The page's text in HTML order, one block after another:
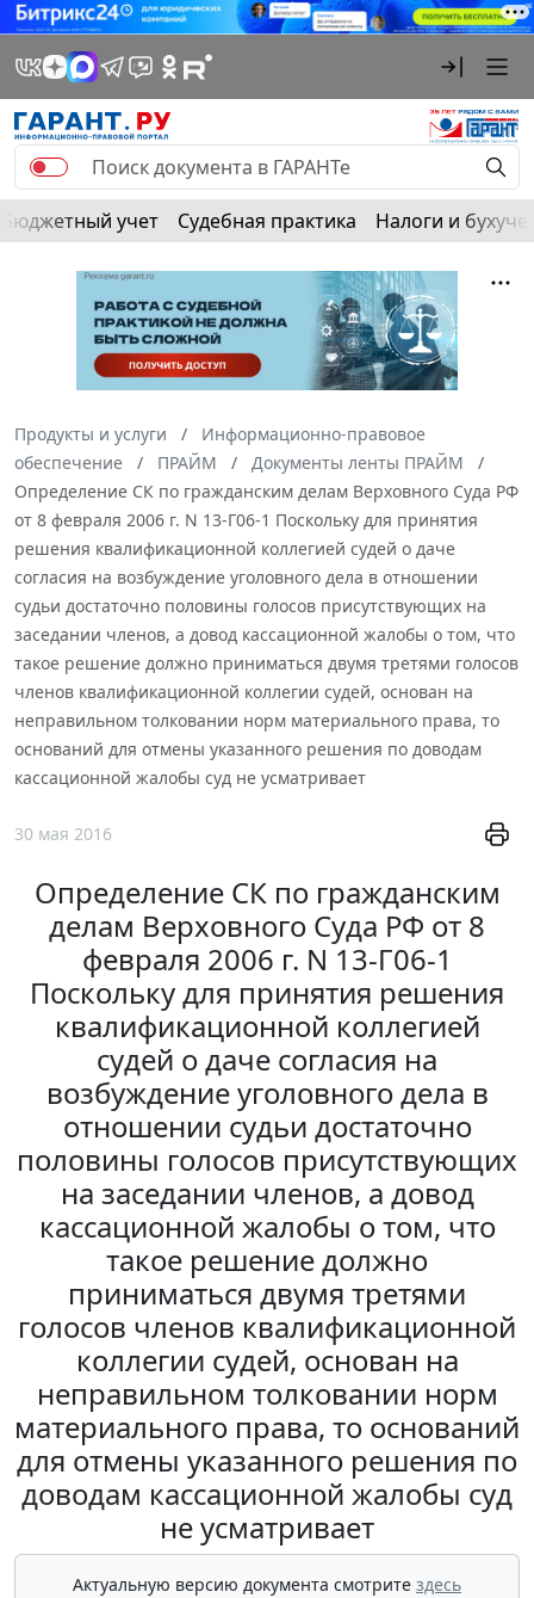
Бюджетный учет Судебная практика Налоги и
Продукты и услуги
Информационно-правовое
обеспечение
ПРАЙМ
Документы ленты ПРАЙМ
Определение СК по гражданским делам Верховного Суда РФ
от 8 февраля 2006 г. N 13-Г06-1 Поскольку для принятия
решения квалификационной коллегией судей о даче
согласия на возбуждение уголовного дела в отношении
судьи достаточно половины голосов присутствующих на
заседании членов, а довод кассационной жалобы о том, что
такое решение должно приниматься двумя третями голосов
членов квалификационной коллегии судей, основан на
неправильном толковании норм материального права, то
оснований для отмены указанного решения по доводам
кассационной жалобы суд не усматривает
30 мая 2016
Определение СК по гражданским
делам Верховного Суда РФ от 8
февраля 2006 г. N 13-Г06-1
Поскольку для принятия решения
квалификационной коллегией
судей о даче согласия на
возбуждение уголовного дела в
отношении судьи достаточно
половины голосов присутствующих
на заседании членов, а довод
кассационной жалобы о том, что
такое решение должно
приниматься двумя третями
голосов членов квалификационной
коллегии судей, основан на
неправильном толковании норм
материального права, то оснований
для отмены указанного решения по
доводам кассационной жалобы суд
не усматривает
Актуальную версию документа смотрите здесь